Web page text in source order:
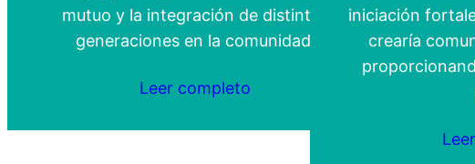
mutuo y la integración de distintas
generaciones en la comunidad.
Leer completo
iniciación
crearía